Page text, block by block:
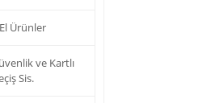
Ürünler
ve Kartlı
Sis.